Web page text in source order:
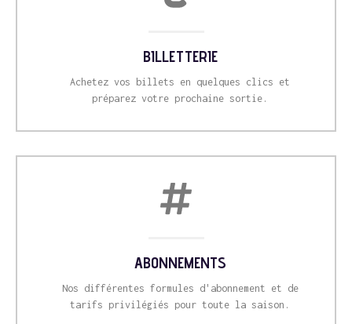
BILLETTERIE
Achetez vos billets en quelques clics et
préparez votre prochaine sortie.
ABONNEMENTS
Nos différentes formules d'abonnement et de
tarifs privilégiés pour toute la saison.